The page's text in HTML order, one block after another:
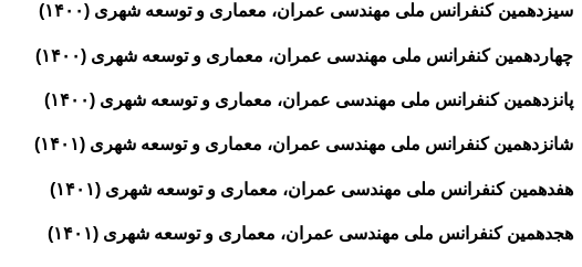
سیزدهمین کنفرانس ملی مهندسی عمران، معماری و توسعه شهری (۱۴۰۰)
چهاردهمین کنفرانس ملی مهندسی عمران، معماری و توسعه شهری (۱۴۰۰)
پانزدهمین کنفرانس ملی مهندسی عمران، معماری و توسعه شهری (۱۴۰۰)
شانزدهمین کنفرانس ملی مهندسی عمران، معماری و توسعه شهری (۱۴۰۱)
هفدهمین کنفرانس ملی مهندسی عمران، معماری و توسعه شهری (۱۴۰۱)
هجدهمین کنفرانس ملی مهندسی عمران، معماری و توسعه شهری (۱۴۰۱)